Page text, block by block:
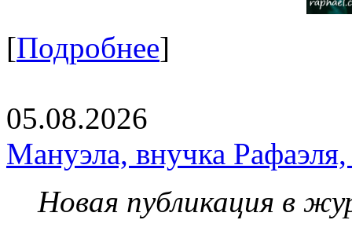
[Подробнее]
05.08.2026
Мануэла, внучка
Новая публикация в